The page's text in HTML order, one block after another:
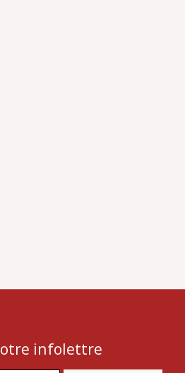
infolettre